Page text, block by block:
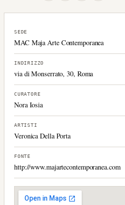
SEDE
MAC Maja Arte Contemporanea
INDIRIZZO
via di Monserrato, 30, Roma
CURATORE
Nora Iosia
ARTISTI
Veronica Della Porta
FONTE
http://www.majartecontemporanea.com